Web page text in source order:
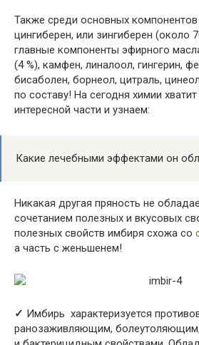
Также среди основных
цингиберен, или зингиберен (около
главные компоненты эфирного
(4 %), камфен, линалоол, гингерин,
бисаболен, борнеол, цитраль,
по составу! На сегодня химии
интересной части и узнаем:
Какие лечебными эффектами он
Никакая другая пряность не
сочетанием полезных и вкусовых
полезных свойств имбиря схожа со
а часть с женьшенем!
✓ Имбирь характеризуется
ранозаживляющим,